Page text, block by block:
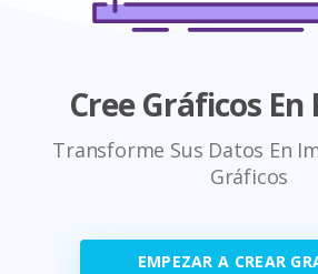
Cree Gráficos
Transforme Sus Datos En
Gráficos
EMPEZAR A CREAR